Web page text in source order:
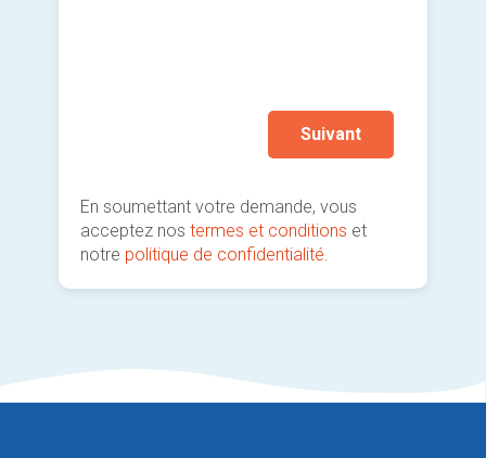
Suivant
En soumettant votre demande, vous
acceptez nostermes et conditions et
notre politique de confidentialité.